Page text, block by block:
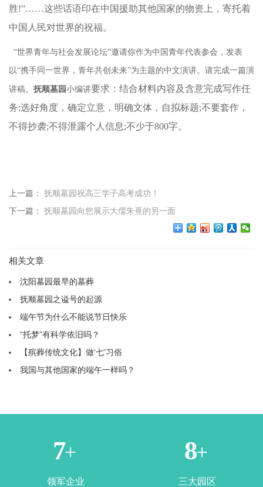
胜!”……这些话语印在中国援助其他国家的物资上，寄托着
中国人民对世界的祝福。
“世界青年与社会发展论坛”邀请你作为中国青年代表参会，发表
以“携手同一世界，青年共创未来”为主题的中文演讲。请完成一篇演
讲稿。 抚顺墓园小编讲要求：结合材料内容及含意完成写作任
务;选好角度，确定立意，明确文体，自拟标题;不要套作，
不得抄袭;不得泄露个人信息;不少于800字。
上一篇： 抚顺墓园祝高三学子高考成功！
下一篇： 抚顺墓园向您展示大儒朱熹的另一面
相关文章
沈阳墓园最早的墓葬
抚顺墓园之谥号的起源
端午节为什么不能说节日快乐
“托梦”有科学依旧吗？
【殡葬传统文化】做‘七’习俗
我国与其他国家的端午一样吗？
1+
领军企业
3+
三大园区